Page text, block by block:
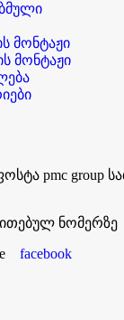
მონტაჟი
მონტაჟი
facebook